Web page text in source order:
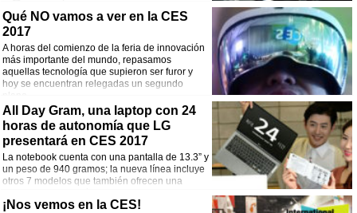
¡Comparte esta noticia!
Facebook
Twitter
WhatsApp
Email
Qué NO vamos a ver en la CES
2017
A horas del comienzo de la feria de innovación
más importante del mundo, repasamos
aquellas tecnología que supieron ser furor y
hoy se encuentran relegadas un segundo
plano.
Comentarios
¡Comparte esta noticia!
Facebook
Twitter
WhatsApp
Email
All Day Gram, una laptop con 24
horas de autonomía que LG
presentará en CES 2017
La notebook cuenta con una pantalla de 13.3” y
un peso de 940 gramos; la nueva línea incluye
otros 7 modelos que también ofrecen una
Comentarios
¡Nos vemos en la CES!